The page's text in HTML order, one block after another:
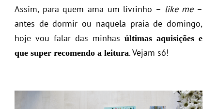
Assim, para quem ama um livrinho – like me–
antes de dormir ou naquela praia de domingo,
hoje vou falar das minhas últimas aquisições e
que super recomendo a leitura. Vejam só!